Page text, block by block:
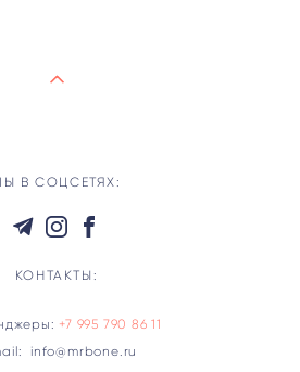
В СОЦСЕТЯХ:
КОНТАКТЫ:
+7 995 790 86 11
info@mrbone.ru